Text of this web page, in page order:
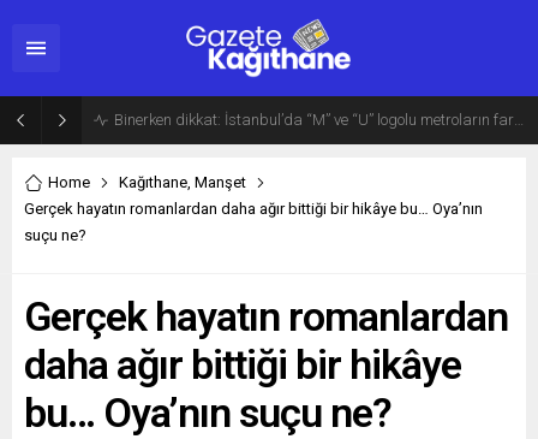
Home Kağıthane Manşet
Gerçek hayatın romanlardan daha ağır bittiği bir hikâye bu… Oya’nın
suçu ne?
Gerçek hayatın romanlardan
daha ağır bittiği bir hikâye
bu… Oya’nın suçu ne?